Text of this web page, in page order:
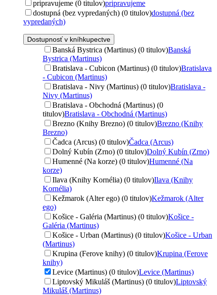
pripravujeme (0 titulov)pripravujeme
dostupná (bez vypredaných) (0 titulov)dostupná (bez
vypredaných)
Dostupnosť v kníhkupectve
Banská Bystrica (Martinus) (0 titulov)Banská
Bystrica (Martinus)
Bratislava - Cubicon (Martinus) (0 titulov)Bratislava
- Cubicon (Martinus)
Bratislava - Nivy (Martinus) (0 titulov)Bratislava -
Nivy (Martinus)
Bratislava - Obchodná (Martinus) (0
titulov)Bratislava - Obchodná (Martinus)
Brezno (Knihy Brezno) (0 titulov)Brezno (Knihy
Brezno)
Čadca (Arcus) (0 titulov)Čadca (Arcus)
Dolný Kubín (Zrno) (0 titulov)Dolný Kubín (Zrno)
Humenné (Na korze) (0 titulov)Humenné (Na
korze)
Ilava (Knihy Kornélia) (0 titulov)Ilava (Knihy
Kornélia)
Kežmarok (Alter ego) (0 titulov)Kežmarok (Alter
ego)
Košice - Galéria (Martinus) (0 titulov)Košice -
Galéria (Martinus)
Košice - Urban (Martinus) (0 titulov)Košice - Urban
(Martinus)
Krupina (Ferove knihy) (0 titulov)Krupina (Ferove
knihy)
Levice (Martinus) (0 titulov)Levice (Martinus)
Liptovský Mikuláš (Martinus) (0 titulov)Liptovský
Mikuláš (Martinus)